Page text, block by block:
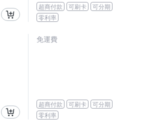
超商付款 可刷卡
可分期
零利率
免運費
超商付款 可刷卡
可分期
零利率